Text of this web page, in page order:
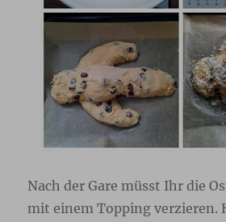
Nach der Gare müsst Ihr die
mit einem Topping verzieren.